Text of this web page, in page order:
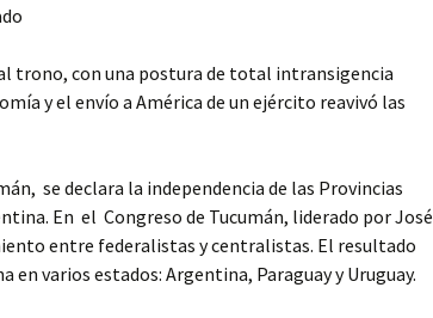
al trono, con una postura de total intransigencia
y el envío a América de un ejército reavivó las
se declara la independencia de las Provincias
En el Congreso de Tucumán, liderado por José
entre federalistas y centralistas. El resultado
en varios estados: Argentina, Paraguay y Uruguay.